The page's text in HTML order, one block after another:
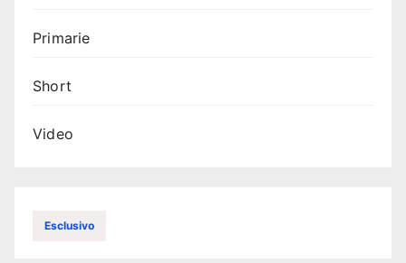
Primarie
Short
Video
Esclusivo